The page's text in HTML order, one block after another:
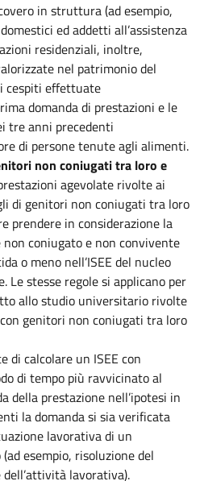
in struttura (ad esempio,
ed addetti all’assistenza
residenziali, inoltre,
nel patrimonio del
cespiti effettuate
domanda di prestazioni e le
tre anni precedenti
di persone tenute agli alimenti.
non coniugati tra loro e
agevolate rivolte ai
di genitori non coniugati tra loro
prendere in considerazione la
coniugato e non convivente
o meno nell’ISEE del nucleo
Le stesse regole si applicano per
allo studio universitario rivolte
genitori non coniugati tra loro
di calcolare un ISEE con
di tempo più ravvicinato al
della prestazione nell’ipotesi in
la domanda si sia verificata
lavorativa di un
esempio, risoluzione del
lavorativa).